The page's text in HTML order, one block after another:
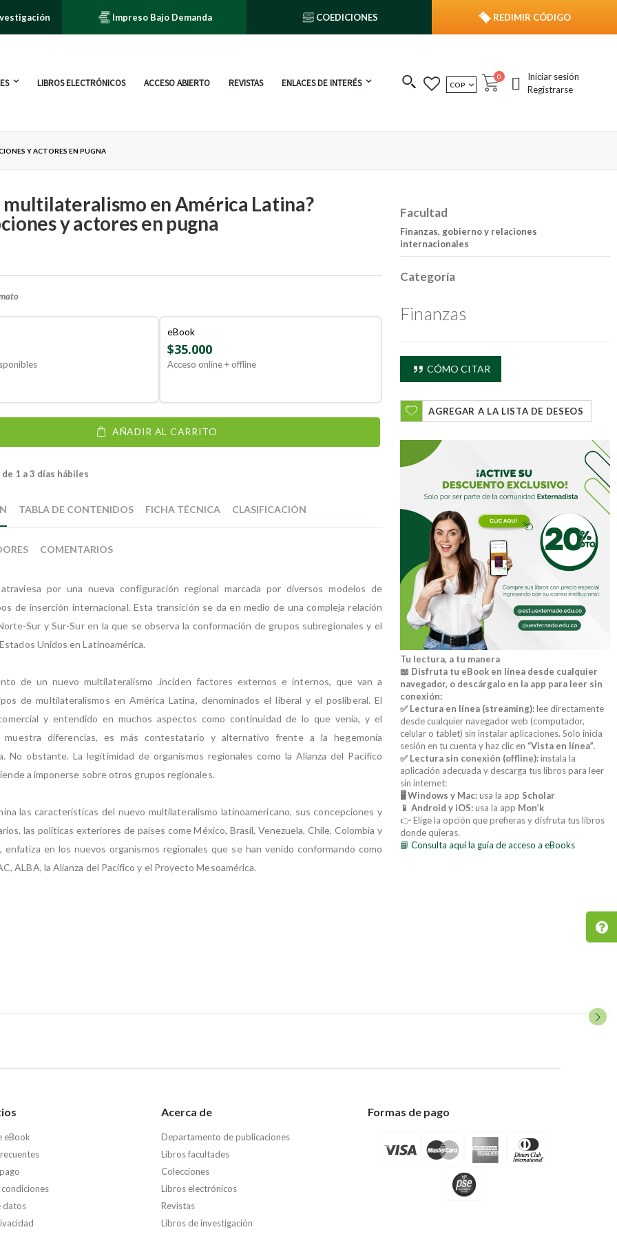
Impreso Bajo Demanda COEDICIONES REDIMIR CÓDIGO
LIBROS ELECTRÓNICOS ACCESO ABIERTO REVISTAS ENLACES DE INTERÉS MONEDA
COP Cart
0 publicacionesIniciar sesión
Registrarse
Y ACTORES EN PUGNA
multilateralismo en América Latina?
y actores en pugna
eBook
$35.000
Acceso online + offline
AÑADIR AL CARRITO
1 a 3 días hábiles
atraviesa por una nueva configuración regional marcada por diversos modelos de
de inserción internacional. Esta transición se da en medio de una compleja relación
Sur y Sur-Sur en la que se observa la conformación de grupos subregionales y el
Unidos en Latinoamérica.
de un nuevo multilateralismo .inciden factores externos e internos, que van a
de multilateralismos en América Latina, denominados el liberal y el posliberal. El
y entendido en muchos aspectos como continuidad de lo que venía, y el
muestra diferencias, es más contestatario y alternativo frente a la hegemonía
No obstante. La legitimidad de organismos regionales como la Alianza del Pacífico
a imponerse sobre otros grupos regionales.
las características del nuevo multilateralismo latinoamericano, sus concepciones y
las políticas exteriores de países come México, Brasil, Venezuela, Chile, Colombia y
enfatiza en los nuevos organismos regionales que se han venido conformando como
ALBA, la Alianza del Pacífico y el Proyecto Mesoamérica.
TABLA DE CONTENIDOS FICHA TÉCNICA CLASIFICACIÓN
COMENTARIOS
Facultad
Finanzas, gobierno y relaciones
internacionales
Categoría
Finanzas
CÓMO CITAR
AGREGAR A LA LISTA DE DESEOS
Tu lectura, a tu manera
📖 Disfruta tu eBook en línea desde cualquier
navegador, o descárgalo en la app para leer sin
conexión:
✅ Lectura en línea (streaming):lee directamente
desde cualquier navegador web (computador,
celular o tablet) sin instalar aplicaciones. Solo inicia
sesión en tu cuenta y haz clic en “Vista en línea”.
✅ Lectura sin conexión (offline):instala la
aplicación adecuada y descarga tus libros para leer
sin internet:
🖥️ Windows y Mac:usa la app Scholar
📱 Android y iOS:usa la app Mon’k
👉 Elige la opción que prefieras y disfruta tus libros
donde quieras.
📘 Consulta aquí la guía de acceso a eBooks
eBook
datos
Acerca de
Departamento de publicaciones
Libros facultades
Colecciones
Libros electrónicos
Revistas
Libros de investigación
Formas de pago